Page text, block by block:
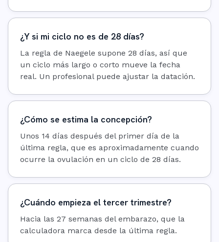
¿Y si mi ciclo no es de 28 días?
La regla de Naegele supone 28 días, así que
un ciclo más largo o corto mueve la fecha
real. Un profesional puede ajustar la datación.
¿Cómo se estima la concepción?
Unos 14 días después del primer día de la
última regla, que es aproximadamente cuando
ocurre la ovulación en un ciclo de 28 días.
¿Cuándo empieza el tercer trimestre?
Hacia las 27 semanas del embarazo, que la
calculadora marca desde la última regla.